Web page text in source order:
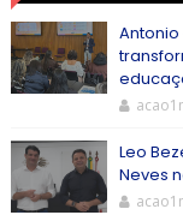
Leo
Neves